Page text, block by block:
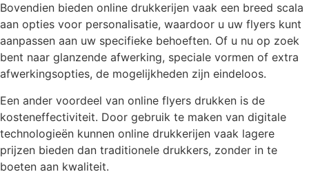
Bovendien bieden online drukkerijen vaak een breed scala
aan opties voor personalisatie, waardoor u uw flyers kunt
aanpassen aan uw specifieke behoeften. Of u nu op zoek
bent naar glanzende afwerking, speciale vormen of extra
afwerkingsopties, de mogelijkheden zijn eindeloos.
Een ander voordeel van online flyers drukken is de
kosteneffectiviteit. Door gebruik te maken van digitale
technologieën kunnen online drukkerijen vaak lagere
prijzen bieden dan traditionele drukkers, zonder in te
boeten aan kwaliteit.